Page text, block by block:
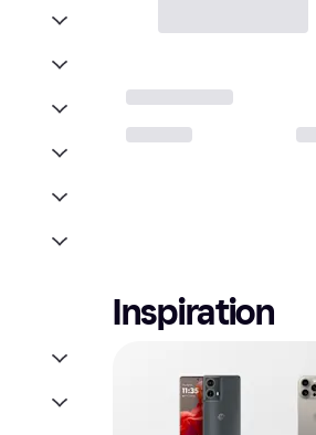
Inspiration